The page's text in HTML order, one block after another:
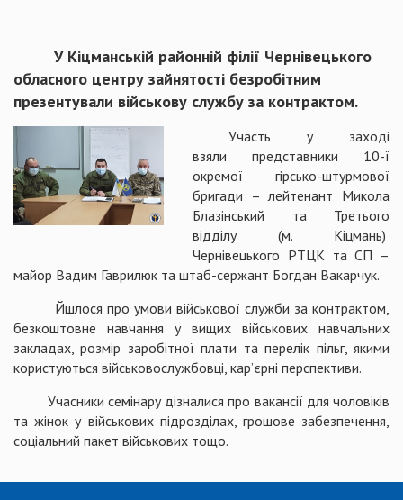
У Кіцманській районній філії Чернівецького
обласного центру зайнятості безробітним
презентували військову службу за контрактом.
Участь у заході
взяли представники 10-ї
окремої гірсько-штурмової
бригади – лейтенант Микола
Блазінський та Третього
відділу (м. Кіцмань)
Чернівецького РТЦК та СП –
майор Вадим Гаврилюк та штаб-сержант Богдан Вакарчук.
Йшлося про умови військової служби за контрактом,
безкоштовне навчання у вищих військових навчальних
закладах, розмір заробітної плати та перелік пільг, якими
користуються військовослужбовці, кар’єрні перспективи.
Учасники семінару дізналися про вакансії для чоловіків
та жінок у військових підрозділах, грошове забезпечення,
соціальний пакет військових тощо.